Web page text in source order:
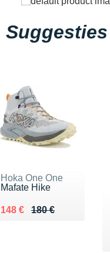
Suggesties
Hoka One One
Mafate Hike
180 €
Au lieu de 180 €
148 €
Vendu 148 €